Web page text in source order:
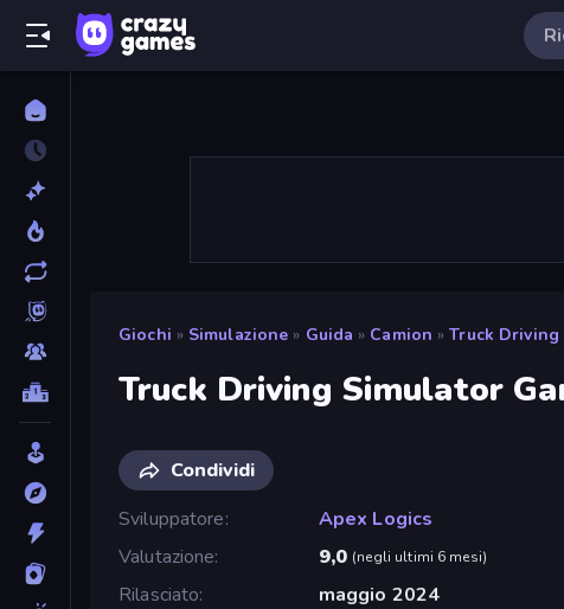
Giochi » Simulazione » Guida » Camion » Truck Driving
Truck Driving Simulator
Condividi
Sviluppatore
Apex Logics
Valutazione
9,0 (negli ultimi 6 mesi)
Rilasciato
maggio 2024